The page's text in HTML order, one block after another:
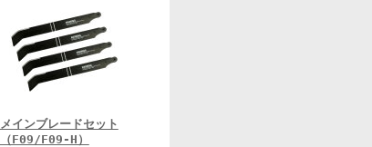
メインブレードセット
（F09/F09-H）